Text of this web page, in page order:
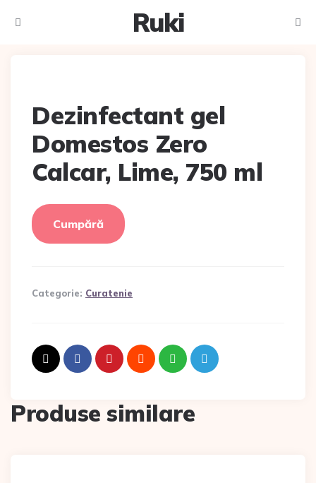
Ruki
Dezinfectant gel
Domestos Zero
Calcar, Lime, 750 ml
Cumpără
Categorie: Curatenie
Produse similare